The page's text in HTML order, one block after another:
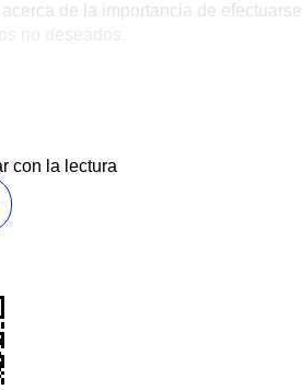
de la importancia de efectuarse
con la lectura